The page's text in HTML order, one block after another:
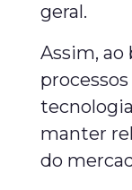
geral.
Assim, ao
manter
do